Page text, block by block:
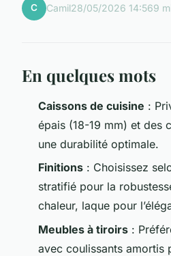
C Camil28/05/2026 14:569
En quelques mots
Caissons de cuisine :
épais (18-19 mm) et des
une durabilité optimale.
Finitions : Choisissez
stratifié pour la
chaleur, laque pour
Meubles à tiroirs :
avec coulissants amortis